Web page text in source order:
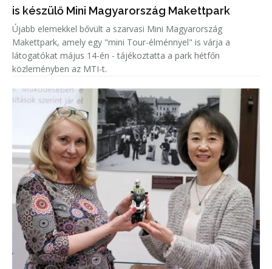
is készülő Mini Magyarország Makettpark
Újabb elemekkel bővült a szarvasi Mini Magyarország
Makettpark, amely egy "mini Tour-élménnyel" is várja a
látogatókat május 14-én - tájékoztatta a park hétfőn
közleményben az MTI-t.